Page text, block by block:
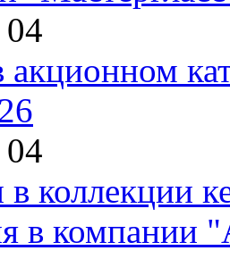
04
акционном
04
коллекции
в компании